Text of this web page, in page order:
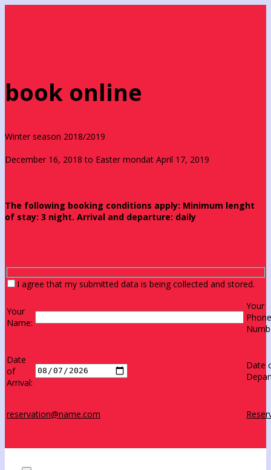
book online
Winter season 2018/2019
December 16, 2018 to Easter mondat April 17, 2019
The following booking conditions apply: Minimum lenght
of stay: 3 night. Arrival and departure: daily
I agree that my submitted data is being collected and stored.
Your
Name:
Your
Phone
Date
of
Arrival:
Date
reservation@name.com